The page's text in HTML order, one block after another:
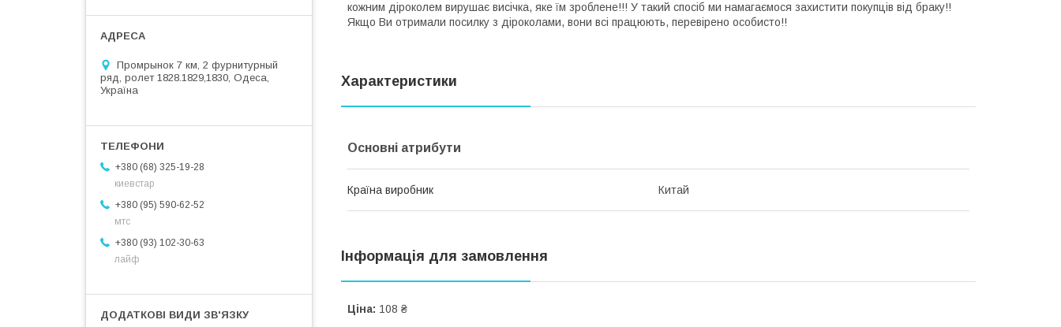
кожним діроколем вирушає висічка, яке їм зроблене!!! У такий спосіб ми намагаємося захистити покупців від браку!!
Якщо Ви отримали посилку з діроколами, вони всі працюють, перевірено особисто!!
Характеристики
Основні атрибути
Країна виробник Китай
Інформація для замовлення
Ціна: 108 ₴
Промрынок 7 км, 2 фурнитурный
ряд, ролет 1828.1829,1830, Одеса,
Україна
+380 (68) 325-19-28
киевстар
+380 (95) 590-62-52
мтс
+380 (93) 102-30-63
лайф